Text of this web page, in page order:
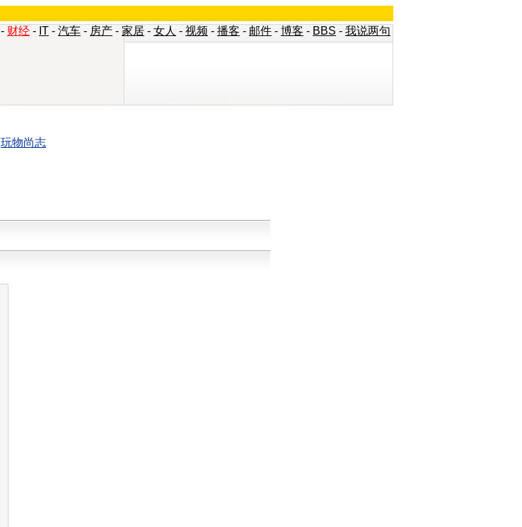
- 财经 - IT - 汽车 - 房产 - 家居 - 女人 - 视频 - 播客 - 邮件 - 博客 - BBS - 我说两句
玩物尚志